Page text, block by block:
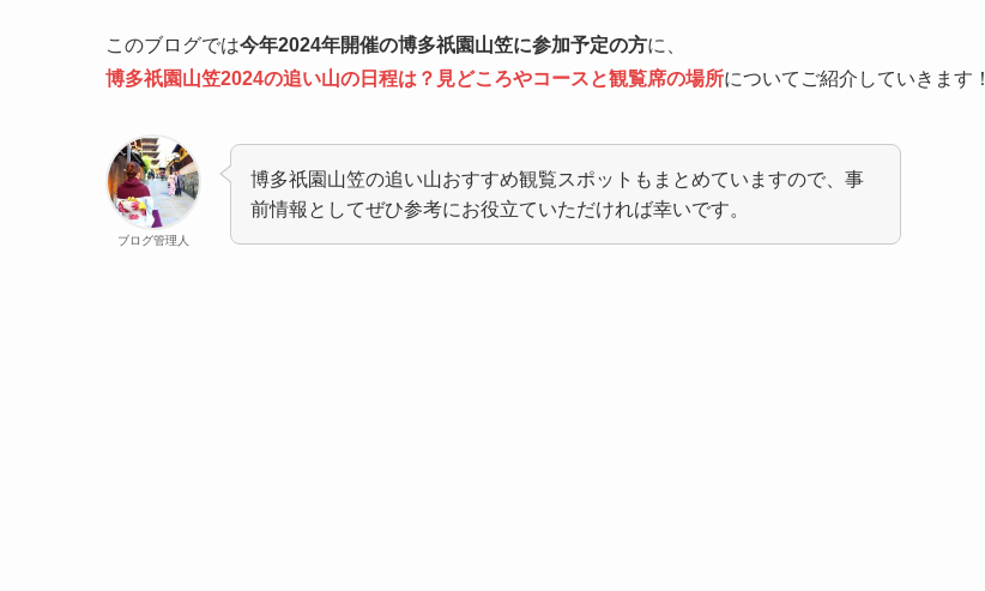
このブログでは今年2024年開催の博多祇園山笠に参加予定の方に、
博多祇園山笠2024の追い山の日程は？見どころやコースと観覧席の場所についてご紹介していきます！
ブログ管理人
博多祇園山笠の追い山おすすめ観覧スポットもまとめていますので、事
前情報としてぜひ参考にお役立ていただければ幸いです。